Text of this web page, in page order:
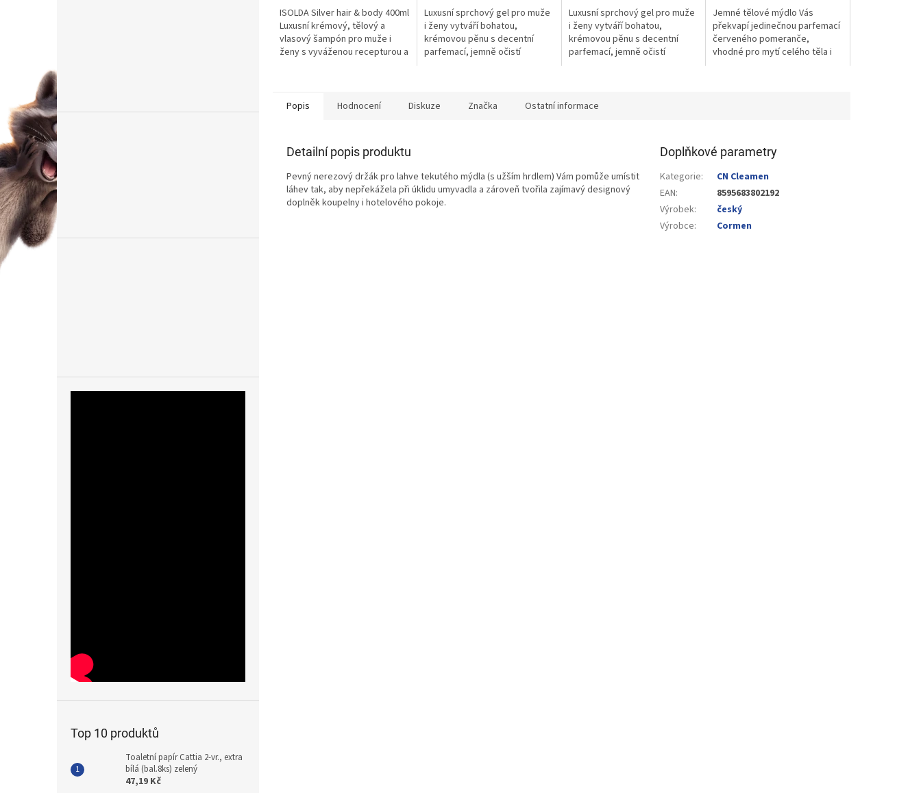
Top 10 produktů
Toaletní papír Cattia 2-vr., extra
bílá (bal.8ks) zelený
47,19 Kč
ISOLDA Silver hair & body 400ml
​Luxusní krémový, tělový a
vlasový šampón pro muže i
ženy s vyváženou recepturou a
Luxusní sprchový gel pro muže
i ženy vytváří bohatou,
krémovou pěnu s decentní
parfemací, jemně očistí
Luxusní sprchový gel pro muže
i ženy vytváří bohatou,
krémovou pěnu s decentní
parfemací, jemně očistí
Jemné tělové mýdlo Vás
překvapí jedinečnou parfemací
červeného pomeranče,
vhodné pro mytí celého těla i
Popis Hodnocení Diskuze Značka Ostatní informace
Detailní popis produktu
Pevný nerezový držák pro lahve tekutého mýdla (s užším hrdlem) Vám pomůže umístit
láhev tak, aby nepřekážela při úklidu umyvadla a zároveň tvořila zajímavý designový
doplněk koupelny i hotelového pokoje.​
Doplňkové parametry
Kategorie:
CN Cleamen
EAN:
8595683802192
Výrobek:
český
Výrobce: Cormen